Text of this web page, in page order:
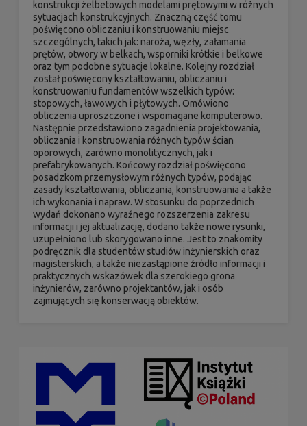
konstrukcji żelbetowych modelami prętowymi w różnych
sytuacjach konstrukcyjnych. Znaczną część tomu
poświęcono obliczaniu i konstruowaniu miejsc
szczególnych, takich jak: naroża, węzły, załamania
prętów, otwory w belkach, wsporniki krótkie i belkowe
oraz tym podobne sytuacje lokalne. Kolejny rozdział
został poświęcony kształtowaniu, obliczaniu i
konstruowaniu fundamentów wszelkich typów:
stopowych, ławowych i płytowych. Omówiono
obliczenia uproszczone i wspomagane komputerowo.
Następnie przedstawiono zagadnienia projektowania,
obliczania i konstruowania różnych typów ścian
oporowych, zarówno monolitycznych, jak i
prefabrykowanych. Końcowy rozdział poświęcono
posadzkom przemysłowym różnych typów, podając
zasady kształtowania, obliczania, konstruowania a także
ich wykonania i napraw. W stosunku do poprzednich
wydań dokonano wyraźnego rozszerzenia zakresu
informacji i jej aktualizację, dodano także nowe rysunki,
uzupełniono lub skorygowano inne. Jest to znakomity
podręcznik dla studentów studiów inżynierskich oraz
magisterskich, a także niezastąpione źródło informacji i
praktycznych wskazówek dla szerokiego grona
inżynierów, zarówno projektantów, jak i osób
zajmujących się konserwacją obiektów.